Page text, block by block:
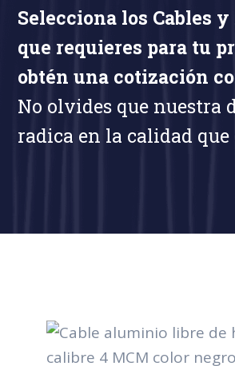
Buscar
Selecciona los Cables
que requieres para tu
obtén una cotización
No olvides que nuestra
radica en la calidad que